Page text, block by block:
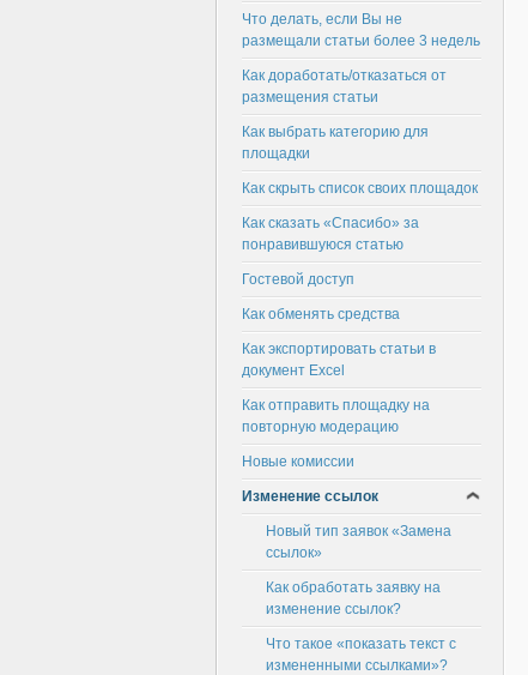
Что делать, если Вы не
размещали статьи более 3 недель
Как доработать/отказаться от
размещения статьи
Как выбрать категорию для
площадки
Как скрыть список своих площадок
Как сказать «Спасибо» за
понравившуюся статью
Гостевой доступ
Как обменять средства
Как экспортировать статьи в
документ Excel
Как отправить площадку на
повторную модерацию
Новые комиссии
Изменение ссылок
Новый тип заявок «Замена
ссылок»
Как обработать заявку на
изменение ссылок?
Что такое «показать текст с
измененными ссылками»?